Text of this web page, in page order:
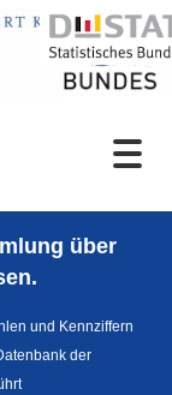
über
und Kennziffern
der